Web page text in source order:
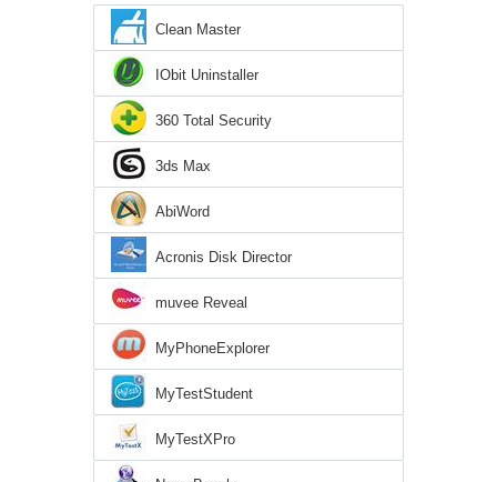
Clean Master
IObit Uninstaller
360 Total Security
3ds Max
AbiWord
Acronis Disk Director
muvee Reveal
MyPhoneExplorer
MyTestStudent
MyTestXPro